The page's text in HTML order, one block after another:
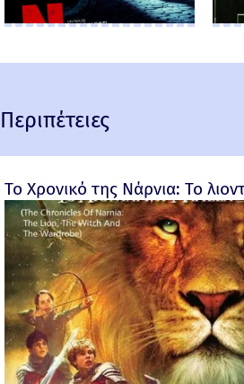
Περιπέτειες
Το Χρονικό της Νάρνια: Το